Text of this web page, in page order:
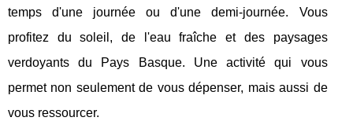
temps d'une journée ou d'une demi-journée. Vous
profitez du soleil, de l'eau fraîche et des paysages
verdoyants du Pays Basque. Une activité qui vous
permet non seulement de vous dépenser, mais aussi de
vous ressourcer.